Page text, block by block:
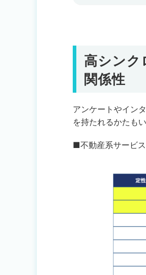
高シンク
関係性
アンケートやイン
を持たれるかたも
■不動産系サービ